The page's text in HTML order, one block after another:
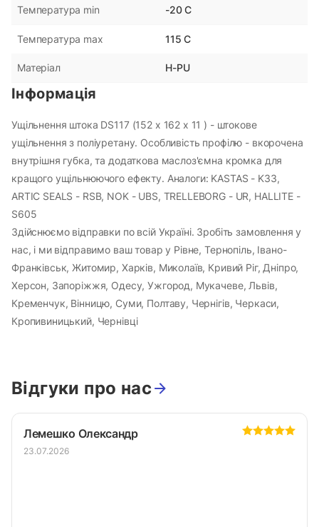
Температура min -20 С
Температура max 115 С
Матеріал H-PU
Інформація
Ущільнення штока DS117 (152 х 162 х 11 ) - штокове
ущільнення з поліуретану. Особливість профілю - вкорочена
внутрішня губка, та додаткова маслоз'ємна кромка для
кращого ущільнюючого ефекту. Аналоги: KASTAS - K33,
ARTIC SEALS - RSB, NOK - UBS, TRELLEBORG - UR, HALLITE -
S605
Здійснюємо відправки по всій Україні. Зробіть замовлення у
нас, і ми відправимо ваш товар у Рівне, Тернопіль, Івано-
Франківськ, Житомир, Харків, Миколаїв, Кривий Ріг, Дніпро,
Херсон, Запоріжжя, Одесу, Ужгород, Мукачеве, Львів,
Кременчук, Вінницю, Суми, Полтаву, Чернігів, Черкаси,
Кропивиницький, Чернівці
Відгуки про нас
Лемешко Олександр
23.07.2026